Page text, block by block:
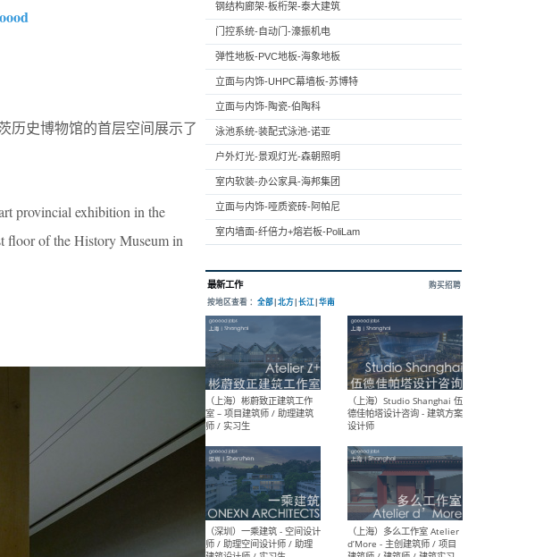
历史博物馆的首层空间展示了
provincial exhibition in the
floor of the History Museum in
钢结构廊架-板桁架-泰大建筑
门控系统-自动门-濠振机电
弹性地板-PVC地板-海象地板
立面与内饰-UHPC幕墙板-苏博特
立面与内饰-陶瓷-伯陶科
泳池系统-装配式泳池-诺亚
户外灯光-景观灯光-森朝照明
室内软装-办公家具-海邦集团
立面与内饰-哑质瓷砖-阿帕尼
室内墙面-纤倍力+熔岩板-PoliLam
最新工作
按地区查看 ：全部|北方|长江